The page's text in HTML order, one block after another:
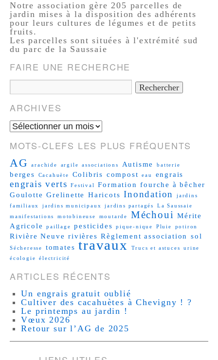
Notre association gère 205 parcelles de
jardin mises à la disposition des adhérents
pour leurs cultures de légumes et de petits
fruits.
Les parcelles sont situées à l'extrémité sud
du parc de la Saussaie
FAIRE UNE RECHERCHE
ARCHIVES
MOTS-CLEFS LES PLUS FRÉQUENTS
AG
arachide argile associations Autisme batterie
berges Cacahuète Colibris compost eau engrais
engrais verts Festival Formation fourche à bêcher
Goulotte Grelinette Haricots Inondation
jardins
familiaux
jardins municipaux jardins partagés
La Saussaie
manifestations
motobineuse moutarde Méchoui Mérite
Agricole
paillage pesticides pique-nique Pluie potiron
Rivière Neuve rivières Règlement association sol
Sécheresse tomates travaux Trucs et astuces
urine
écologie
électricité
ARTICLES RÉCENTS
Un engrais gratuit oublié
Cultiver des cacahuètes à Chevigny ! ?
Le printemps au jardin !
Vœux 2026
Retour sur l’AG de 2025